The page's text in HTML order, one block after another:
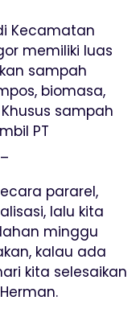
Kecamatan
memiliki luas
sampah
biomasa,
sampah
PT
pararel,
lalu kita
minggu
kalau ada
kita selesaikan